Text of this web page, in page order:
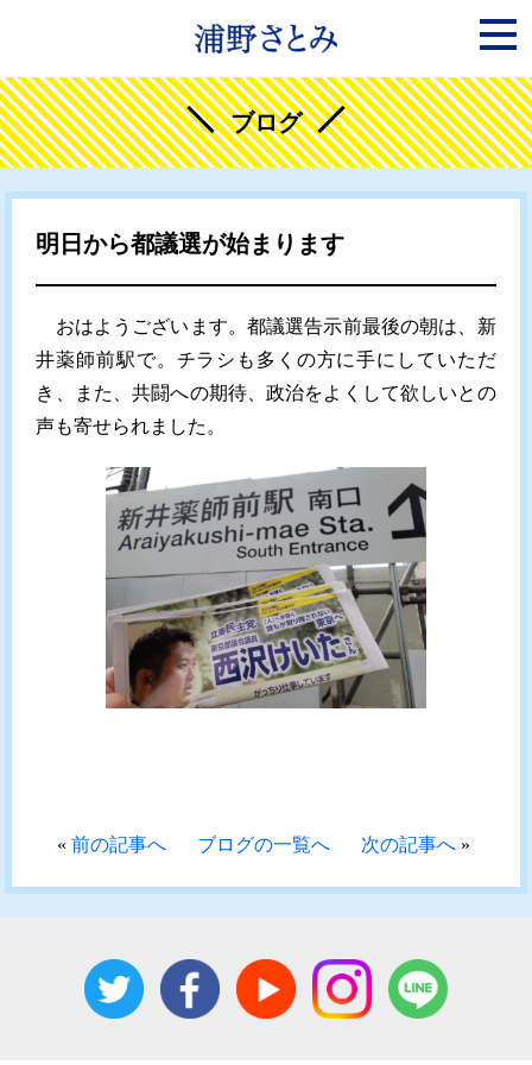
ブログ
明日から都議選が始まります
おはようございます。都議選告示前最後の朝は、新
井薬師前駅で。チラシも多くの方に手にしていただ
き、また、共闘への期待、政治をよくして欲しいとの
声も寄せられました。
«前の記事へ ブログの一覧へ 次の記事へ»